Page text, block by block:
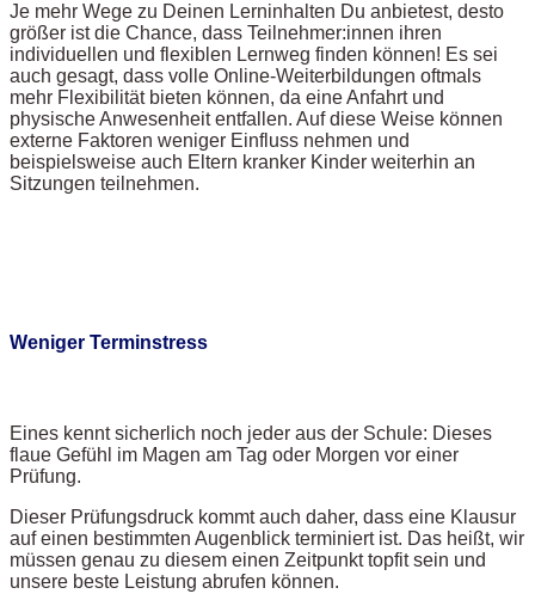
Je mehr Wege zu Deinen Lerninhalten Du anbietest, desto
größer ist die Chance, dass Teilnehmer:innen ihren
individuellen und flexiblen Lernweg finden können! Es sei
auch gesagt, dass volle Online-Weiterbildungen oftmals
mehr Flexibilität bieten können, da eine Anfahrt und
physische Anwesenheit entfallen. Auf diese Weise können
externe Faktoren weniger Einfluss nehmen und
beispielsweise auch Eltern kranker Kinder weiterhin an
Sitzungen teilnehmen.
Weniger Terminstress
Eines kennt sicherlich noch jeder aus der Schule: Dieses
flaue Gefühl im Magen am Tag oder Morgen vor einer
Prüfung.
Dieser Prüfungsdruck kommt auch daher, dass eine Klausur
auf einen bestimmten Augenblick terminiert ist. Das heißt, wir
müssen genau zu diesem einen Zeitpunkt topfit sein und
unsere beste Leistung abrufen können.